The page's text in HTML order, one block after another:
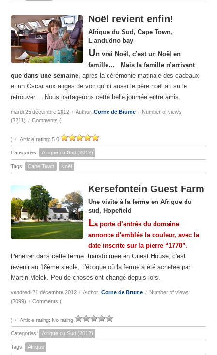
Noël revient enfin!
Afrique du Sud, Cape Town,
Llandudno bay
Un vrai Noël, c’est un Noël en
famille… Mais la famille n’arrivant
que dans une semaine, après la cérémonie matinale des cadeaux
et un Oscar aux anges de voir qu'ici aussi le père noël ait su le
retrouver... Nous partagerons cette belle journée entre amis.
mardi 25 décembre 2012 / Author:Corne de Brume / Number of views
(7211) / Comments (
) / Article rating: 5.0
Categories: Afrique du Sud (2012)
Tags: Cape Town Noël
Kersefontein Guest Farm
Une visite à la ferme en Afrique du
sud, Hopefield
La porte d’entrée du domaine
annonce d'emblée la couleur, avec la
date inscrite sur la pierre “1770”.
Pénétrer dans cette ferme transformée en Guest House, c'est
revenir au 18ème siecle,
l'époque où la ferme a été achetée par
Martin Melck. Peu de choses ont changé depuis lors.
vendredi 21 décembre 2012 / Author:Corne de Brume / Number of views
(7099) / Comments (
) / Article rating: No rating
Categories: Afrique du Sud (2012)
Tags: Afrique